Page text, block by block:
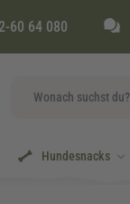
60 64 080
Hundesnacks